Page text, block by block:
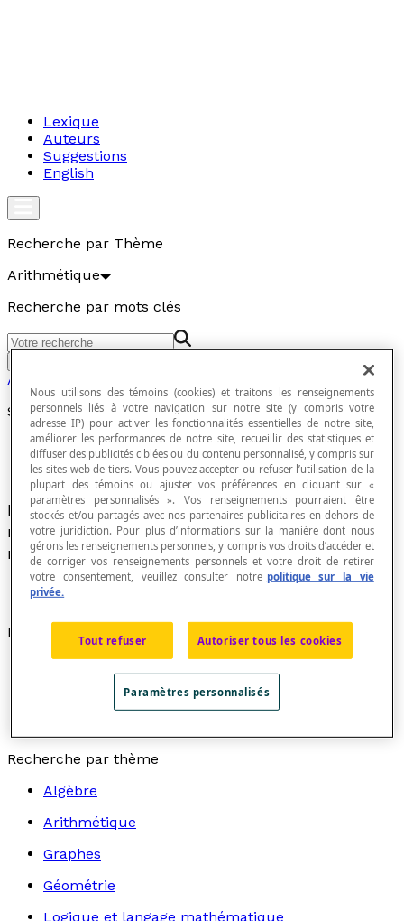
Lexique
Auteurs
Suggestions
English
Recherche par Thème
Arithmétique
Recherche par mots clés
Arithmétique
Successeur
Nom parfois utilisé pour désigner le nombre
naturel qui suit immédiatement un nombre
naturel donné.
Exemples
Le successeur de 99 est 100 et le prédécesseur de
Recherche par thème
Algèbre
Arithmétique
Graphes
Géométrie
Logique et langage mathématique
Nous utilisons des témoins (cookies) et traitons les renseignements
personnels liés à votre navigation sur notre site (y compris votre
adresse IP) pour activer les fonctionnalités essentielles de notre site,
améliorer les performances de notre site, recueillir des statistiques et
diffuser des publicités ciblées ou du contenu personnalisé, y compris sur
les sites web de tiers. Vous pouvez accepter ou refuser l’utilisation de la
plupart des témoins ou ajuster vos préférences en cliquant sur «
paramètres personnalisés ». Vos renseignements pourraient être
stockés et/ou partagés avec nos partenaires publicitaires en dehors de
votre juridiction. Pour plus d’informations sur la manière dont nous
gérons les renseignements personnels, y compris vos droits d’accéder et
de corriger vos renseignements personnels et votre droit de retirer
votre consentement, veuillez consulter notre politique sur la vie
privée.
Tout refuser Autoriser tous les cookies
Paramètres personnalisés